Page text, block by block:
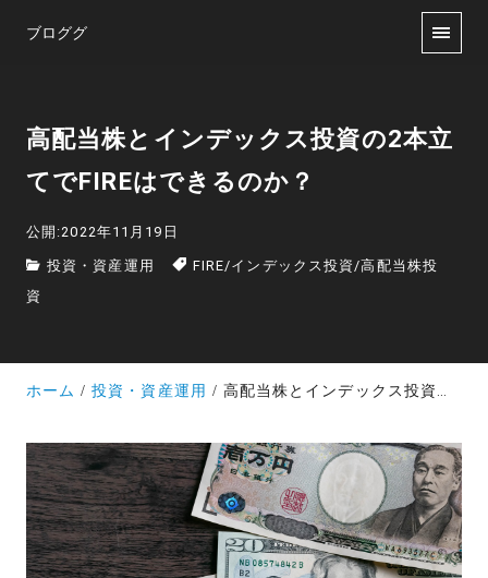
ブロググ
高配当株とインデックス投資の2本立
てでFIREはできるのか？
公開:2022年11月19日
投資・資産運用 FIRE/インデックス投資 /高配当株投
資
ホーム 投資・資産運用 高配当株とインデックス投資の2本立てでFIREはできるのか？